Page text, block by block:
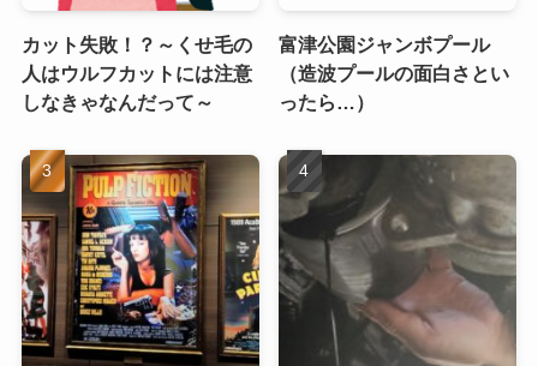
カット失敗！？～くせ毛の
人はウルフカットには注意
しなきゃなんだって～
富津公園ジャンボプール
（造波プールの面白さとい
ったら…）